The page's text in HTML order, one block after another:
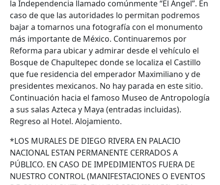
la Independencia llamado comúnmente “El Ángel”. En
caso de que las autoridades lo permitan podremos
bajar a tomarnos una fotografía con el monumento
más importante de México. Continuaremos por
Reforma para ubicar y admirar desde el vehículo el
Bosque de Chapultepec donde se localiza el Castillo
que fue residencia del emperador Maximiliano y de
presidentes mexicanos. No hay parada en este sitio.
Continuación hacia el famoso Museo de Antropología
a sus salas Azteca y Maya (entradas incluidas).
Regreso al Hotel. Alojamiento.
*LOS MURALES DE DIEGO RIVERA EN PALACIO
NACIONAL ESTAN PERMANENTE CERRADOS A
PÚBLICO. EN CASO DE IMPEDIMIENTOS FUERA DE
NUESTRO CONTROL (MANIFESTACIONES O EVENTOS